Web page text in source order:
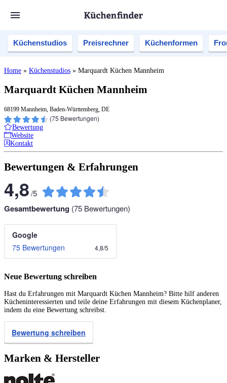
Küchenstudios Preisrechner Küchenformen
Home » Küchenstudios » Marquardt Küchen Mannheim
Marquardt Küchen Mannheim
68199 Mannheim, Baden-Württemberg, DE
(75 Bewertungen)
Bewertung
Website
Kontakt
Bewertungen & Erfahrungen
4,8/5
Gesamtbewertung (75 Bewertungen)
Google
75 Bewertungen
4,8/5
Neue Bewertung schreiben
Hast du Erfahrungen mit Marquardt Küchen Mannheim? Bitte hilf anderen
Kücheninteressierten und teile deine Erfahrungen mit diesem Küchenplaner,
indem du eine Bewertung schreibst.
Bewertung schreiben
Marken & Hersteller